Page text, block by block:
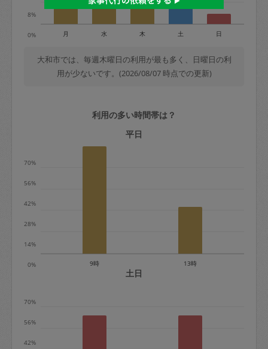
土曜日8時〜実施時間＝依頼金額の100%
＋交通費全額
依頼者不在による当日キャンセル＝依頼
金額の100%＋交通費全額
定期契約をキャンセルする場合、毎週定
期は月2回まで隔週定期は月1回までキャ
ンセル料は発生しません。それ以上はキ
※キャンセル料金の設定について：
相当で料金設定されています。
0%
8%
月 水 木 土 日
大和市では、毎週木曜日の利用が最も多く、日曜日の利
用が少ないです。(2026/08/07 時点での更新)
利用の多い時間帯は？
平日
0%
14%
28%
42%
56%
70%
9時 13時
土日
42%
56%
70%